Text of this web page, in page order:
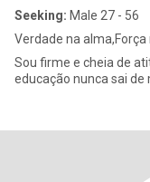
Seeking: Male 27 - 56
Verdade na alma,Força
Sou firme e cheia de
educação nunca sai de